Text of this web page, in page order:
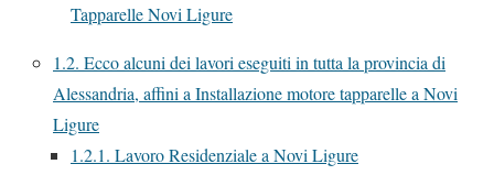
Tapparelle Novi Ligure
1.2. Ecco alcuni dei lavori eseguiti in tutta la provincia di
Alessandria, affini a Installazione motore tapparelle a Novi
Ligure
1.2.1. Lavoro Residenziale a Novi Ligure